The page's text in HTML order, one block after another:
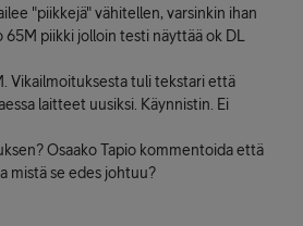
"piikkejä" vähitellen, varsinkin ihan
piikki jolloin testi näyttää ok DL
Vikailmoituksesta tuli tekstari että
laitteet uusiksi. Käynnistin. Ei
Osaako Tapio kommentoida että
mistä se edes johtuu?